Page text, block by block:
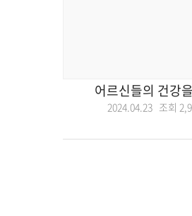
어르신들의 건강
2024.04.23 조회